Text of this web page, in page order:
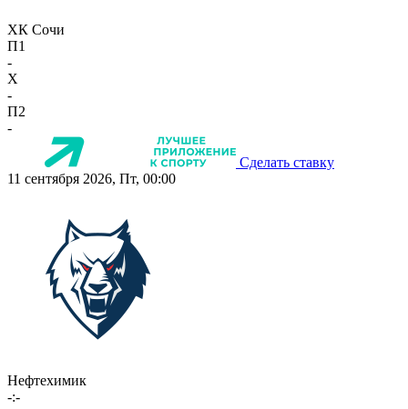
ХК Сочи
П1
-
X
-
П2
-
Сделать ставку
11 сентября 2026, Пт, 00:00
Нефтехимик
-:-